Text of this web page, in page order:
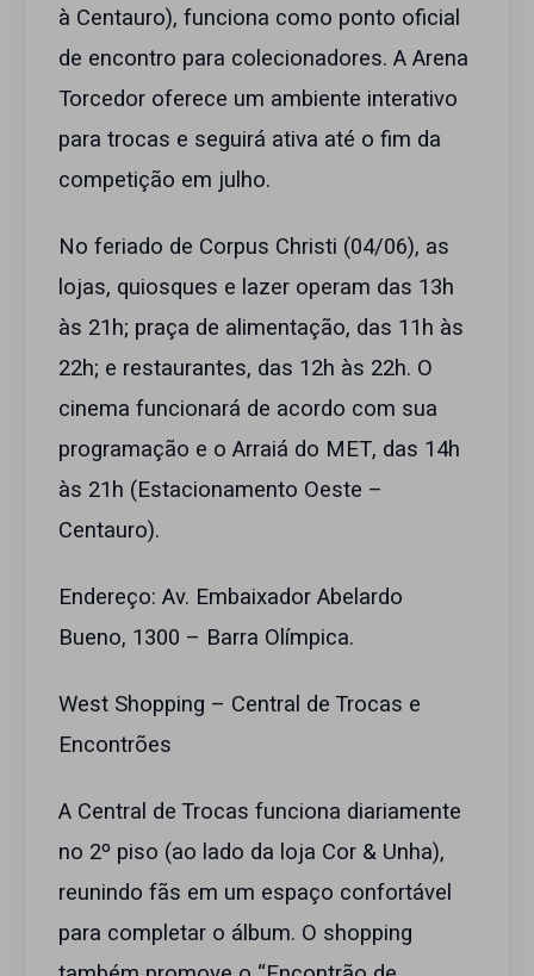
à Centauro), funciona como ponto oficial
de encontro para colecionadores. A Arena
Torcedor oferece um ambiente interativo
para trocas e seguirá ativa até o fim da
competição em julho.
No feriado de Corpus Christi (04/06), as
lojas, quiosques e lazer operam das 13h
às 21h; praça de alimentação, das 11h às
22h; e restaurantes, das 12h às 22h. O
cinema funcionará de acordo com sua
programação e o Arraiá do MET, das 14h
às 21h (Estacionamento Oeste –
Centauro).
Endereço: Av. Embaixador Abelardo
Bueno, 1300 – Barra Olímpica.
West Shopping – Central de Trocas e
Encontrões
A Central de Trocas funciona diariamente
no 2º piso (ao lado da loja Cor & Unha),
reunindo fãs em um espaço confortável
para completar o álbum. O shopping